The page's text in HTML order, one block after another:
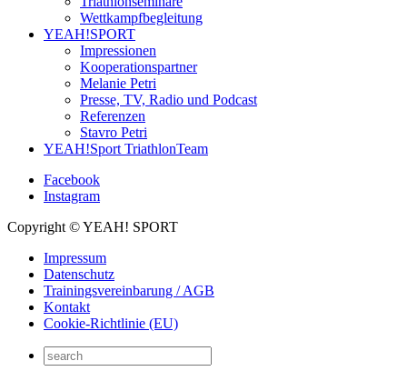
Wettkampfbegleitung
YEAH!SPORT
Impressionen
Kooperationspartner
Melanie Petri
Presse, TV, Radio und Podcast
Referenzen
Stavro Petri
YEAH!Sport TriathlonTeam
Facebook
Instagram
Copyright © YEAH! SPORT
Impressum
Datenschutz
Trainingsvereinbarung / AGB
Kontakt
Cookie-Richtlinie (EU)